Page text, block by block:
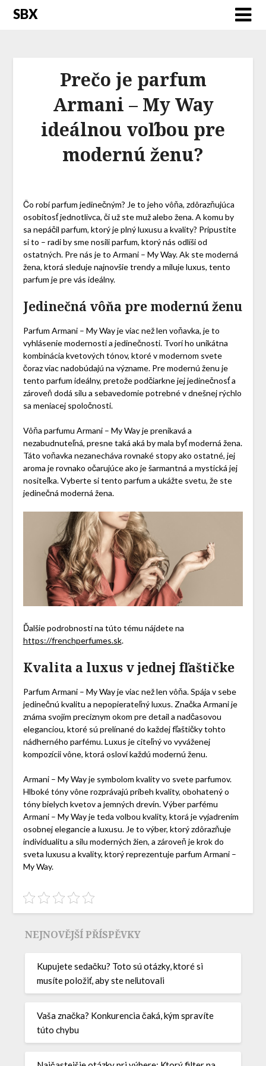
SBX
Prečo je parfum
Armani – My Way
ideálnou voľbou pre
modernú ženu?
Čo robí parfum jedinečným? Je to jeho vôňa, zdôrazňujúca
osobitosť jednotlivca, či už ste muž alebo žena. A komu by
sa nepáčil parfum, ktorý je plný luxusu a kvality? Pripustite
si to – radi by sme nosili parfum, ktorý nás odlíši od
ostatných. Pre nás je to Armani – My Way. Ak ste moderná
žena, ktorá sleduje najnovšie trendy a miluje luxus, tento
parfum je pre vás ideálny.
Jedinečná vôňa pre modernú ženu
Parfum Armani – My Way je viac než len voňavka, je to
vyhlásenie modernosti a jedinečnosti. Tvorí ho unikátna
kombinácia kvetových tónov, ktoré v modernom svete
čoraz viac nadobúdajú na význame. Pre modernú ženu je
tento parfum ideálny, pretože podčiarkne jej jedinečnosť a
zároveň dodá silu a sebavedomie potrebné v dnešnej rýchlo
sa meniacej spoločnosti.
Vôňa parfumu Armani – My Way je prenikavá a
nezabudnuteľná, presne taká aká by mala byť moderná žena.
Táto voňavka nezanecháva rovnaké stopy ako ostatné, jej
aroma je rovnako očarujúce ako je šarmantná a mystická jej
nositeľka. Vyberte si tento parfum a ukážte svetu, že ste
jedinečná moderná žena.
Ďalšie podrobnosti na túto tému nájdete na
https://frenchperfumes.sk.
Kvalita a luxus v jednej fľaštičke
Parfum Armani – My Way je viac než len vôňa. Spája v sebe
jedinečnú kvalitu a nepopierateľný luxus. Značka Armani je
známa svojím precíznym okom pre detail a nadčasovou
eleganciou, ktoré sú prelínané do každej fľaštičky tohto
nádherného parfému. Luxus je citeľný vo vyváženej
kompozícii vône, ktorá osloví každú modernú ženu.
Armani – My Way je symbolom kvality vo svete parfumov.
Hlboké tóny vône rozprávajú príbeh kvality, obohatený o
tóny bielych kvetov a jemných drevín. Výber parfému
Armani – My Way je teda volbou kvality, ktorá je vyjadrením
osobnej elegancie a luxusu. Je to výber, ktorý zdôrazňuje
individualitu a silu moderných žien, a zároveň je krok do
sveta luxusu a kvality, ktorý reprezentuje parfum Armani –
My Way.
NEJNOVĚJŠÍ PŘÍSPĚVKY
Kupujete sedačku? Toto sú otázky, ktoré si
musíte položiť, aby ste neľutovali
Vaša značka? Konkurencia čaká, kým spravíte
túto chybu